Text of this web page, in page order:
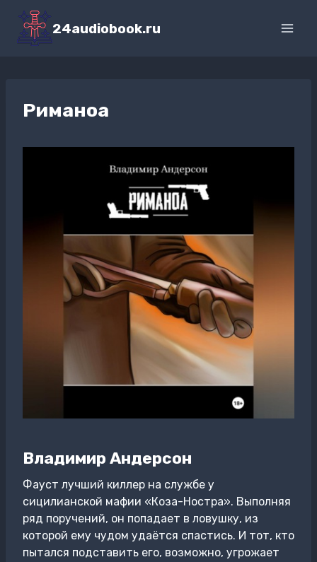
Перейти
содержимому
24audiobook.ru
Риманоа
Владимир Андерсон
Фауст лучший киллер на службе у
сицилианской мафии «Коза-Ностра». Выполняя
ряд поручений, он попадает в ловушку, из
которой ему чудом удаётся спастись. И тот, кто
пытался подставить его, возможно, угрожает